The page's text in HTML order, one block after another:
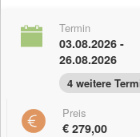
Digitale
Filter
Termin
03.08.2026 -
26.08.2026
4 weitere
Preis
€ 279,00